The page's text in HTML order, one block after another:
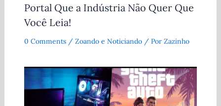
Portal Que a Indústria Não Quer Que
Você Leia!
0 Comments / Zoando e Noticiando/ Por Zazinho